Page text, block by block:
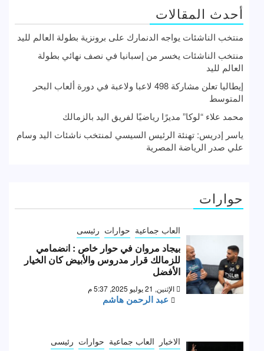
أحدث المقالات
منتخب الناشئات يواجه الدنمارك على برونزية بطولة العالم لليد
منتخب الناشئات يخسر من إسبانيا في نصف نهائي بطولة
العالم لليد
إيطاليا تعلن مشاركة 498 لاعبا ولاعبة في دورة ألعاب البحر
المتوسط
محمد علاء “لوكا” مديرًا رياضيًا لفريق اليد بالزمالك
ياسر إدريس: تهنئة الرئيس السيسي لمنتخب ناشئات اليد وسام
علي صدر الرياضة المصرية
حوارات
العاب جماعية حوارات رئيسى
بيجاد مروان في حوار خاص : انضمامي
للزمالك قرار مدروس والأبيض كان الخيار
الأفضل
الإثنين, 21 يوليو 2025, 5:37 م
عبد الرحمن هاشم
الاخبار العاب جماعية حوارات رئيسى